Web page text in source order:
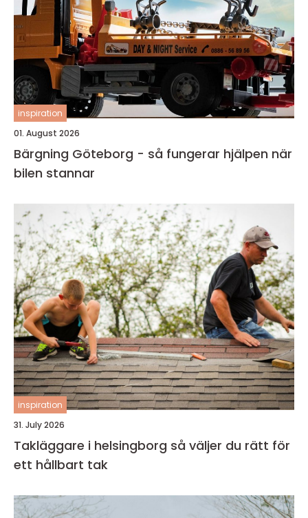
inspiration
01. August 2026
Bärgning Göteborg - så fungerar hjälpen när
bilen stannar
inspiration
31. July 2026
Takläggare i helsingborg så väljer du rätt för
ett hållbart tak